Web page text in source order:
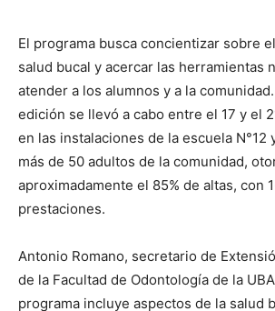
El programa busca concientizar sobre
salud bucal y acercar las herramientas
atender a los alumnos y a la
edición se llevó a cabo entre el 17 y el
en las instalaciones de la escuela N°12
más de 50 adultos de la comunidad,
aproximadamente el 85% de altas, con
prestaciones.
Antonio Romano, secretario de
de la Facultad de Odontología de la
programa incluye aspectos de la salud